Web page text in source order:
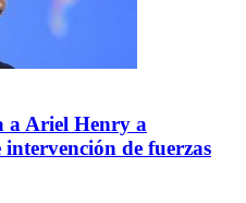
a Ariel Henry a
de fuerzas